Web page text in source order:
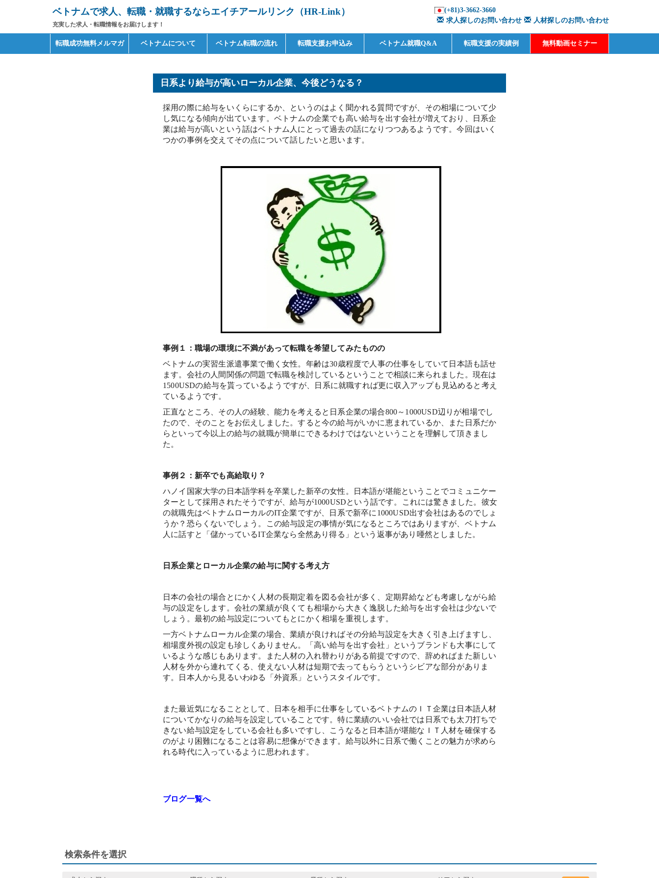
ベトナムで求人、転職・就職するならエイチアールリンク（HR-Link）
充実した求人・転職情報をお届けします！
(+81)3-3662-3660
求人探しのお問い合わせ
人材探しのお問い合わせ
Primary転職成功無料メルマガ ベトナムについて ベトナム転職の流れ 転職支援お申込み ベトナム就職Q&A 転職支援の実績例 無料動画セミナー
日系より給与が高いローカル企業、今後どうなる？
採用の際に給与をいくらにするか、というのはよく聞かれる質問ですが、その相場について少
し気になる傾向が出ています。ベトナムの企業でも高い給与を出す会社が増えており、日系企
業は給与が高いという話はベトナム人にとって過去の話になりつつあるようです。今回はいく
つかの事例を交えてその点について話したいと思います。
事例１：職場の環境に不満があって転職を希望してみたものの
ベトナムの実習生派遣事業で働く女性。年齢は30歳程度で人事の仕事をしていて日本語も話せ
ます。会社の人間関係の問題で転職を検討しているということで相談に来られました。現在は
1500USDの給与を貰っているようですが、日系に就職すれば更に収入アップも見込めると考え
ているようです。
正直なところ、その人の経験、能力を考えると日系企業の場合800～1000USD辺りが相場でし
たので、そのことをお伝えしました。すると今の給与がいかに恵まれているか、また日系だか
らといって今以上の給与の就職が簡単にできるわけではないということを理解して頂きまし
た。
事例２：新卒でも高給取り？
ハノイ国家大学の日本語学科を卒業した新卒の女性。日本語が堪能ということでコミュニケー
ターとして採用されたそうですが、給与が1000USDという話です。これには驚きました。彼女
の就職先はベトナムローカルのIT企業ですが、日系で新卒に1000USD出す会社はあるのでしょ
うか？恐らくないでしょう。この給与設定の事情が気になるところではありますが、ベトナム
人に話すと「儲かっているIT企業なら全然あり得る」という返事があり唖然としました。
日系企業とローカル企業の給与に関する考え方
日本の会社の場合とにかく人材の長期定着を図る会社が多く、定期昇給なども考慮しながら給
与の設定をします。会社の業績が良くても相場から大きく逸脱した給与を出す会社は少ないで
しょう。最初の給与設定についてもとにかく相場を重視します。
一方ベトナムローカル企業の場合、業績が良ければその分給与設定を大きく引き上げますし、
相場度外視の設定も珍しくありません。「高い給与を出す会社」というブランドも大事にして
いるような感じもあります。また人材の入れ替わりがある前提ですので、辞めればまた新しい
人材を外から連れてくる、使えない人材は短期で去ってもらうというシビアな部分がありま
す。日本人から見るいわゆる「外資系」というスタイルです。
また最近気になることとして、日本を相手に仕事をしているベトナムのＩＴ企業は日本語人材
についてかなりの給与を設定していることです。特に業績のいい会社では日系でも太刀打ちで
きない給与設定をしている会社も多いですし、こうなると日本語が堪能なＩＴ人材を確保する
のがより困難になることは容易に想像ができます。給与以外に日系で働くことの魅力が求めら
れる時代に入っているように思われます。
ブログ一覧へ
検索条件を選択